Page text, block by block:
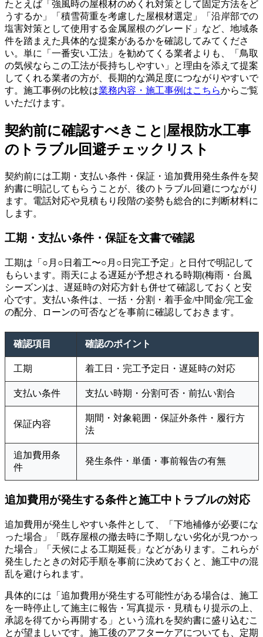
たとえば「強風時の屋根材のめくれ対策として固定方法をど
うするか」「積雪荷重を考慮した屋根材選定」「沿岸部での
塩害対策として使用する金属屋根のグレード」など、地域条
件を踏まえた具体的な提案があるかを確認してみてくださ
い。単に「一番安い工法」を勧めてくる業者よりも、「鳥取
の気候ならこの工法が長持ちしやすい」と理由を添えて提案
してくれる業者の方が、長期的な満足度につながりやすいで
す。施工事例の比較は業務内容・施工事例はこちらからご覧
いただけます。
契約前に確認すべきこと|屋根防水工事
のトラブル回避チェックリスト
契約前には工期・支払い条件・保証・追加費用発生条件を契
約書に明記してもらうことが、後のトラブル回避につながり
ます。電話対応や見積もり段階の姿勢も総合的に判断材料に
します。
工期・支払い条件・保証を文書で確認
工期は「○月○日着工〜○月○日完工予定」と日付で明記して
もらいます。雨天による遅延が予想される時期(梅雨・台風
シーズン)は、遅延時の対応方針も併せて確認しておくと安
心です。支払い条件は、一括・分割・着手金/中間金/完工金
の配分、ローンの可否などを事前に確認しておきます。
確認項目 確認のポイント
工期 着工日・完工予定日・遅延時の対応
支払い条件 支払い時期・分割可否・前払い割合
保証内容
期間・対象範囲・保証外条件・履行方
法
追加費用条
件
発生条件・単価・事前報告の有無
追加費用が発生する条件と施工中トラブルの対応
追加費用が発生しやすい条件として、「下地補修が必要にな
った場合」「既存屋根の撤去時に予期しない劣化が見つかっ
た場合」「天候による工期延長」などがあります。これらが
発生したときの対応手順を事前に決めておくと、施工中の混
乱を避けられます。
具体的には「追加費用が発生する可能性がある場合は、施工
を一時停止して施主に報告・写真提示・見積もり提示の上、
承認を得てから再開する」という流れを契約書に盛り込むこ
とが望ましいです。施工後のアフターケアについても、定期